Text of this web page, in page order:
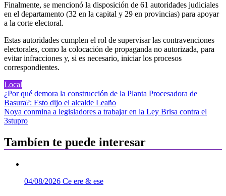
Finalmente, se mencionó la disposición de 61 autoridades judiciales
en el departamento (32 en la capital y 29 en provincias) para apoyar
a la corte electoral.
Estas autoridades cumplen el rol de supervisar las contravenciones
electorales, como la colocación de propaganda no autorizada, para
evitar infracciones y, si es necesario, iniciar los procesos
correspondientes.
Local
Navegación
de
entradas
¿Por qué demora la construcción de la Planta Procesadora de
Basura?: Esto dijo el alcalde Leaño
Noya conmina a legisladores a trabajar en la Ley Brisa contra el
3stupro
Tambíen te puede interesar
04/08/2026 Ce ere & ese